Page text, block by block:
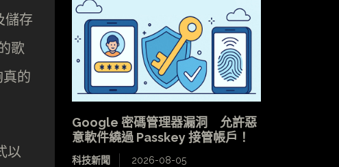
儲存
歌
的
以
Google 密碼管理器漏洞 允許惡
意軟件繞過 Passkey 接管帳戶！
科技新聞 2026-08-05